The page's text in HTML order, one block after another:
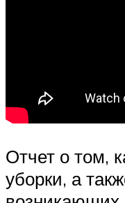
Отчет о том,
уборки, а